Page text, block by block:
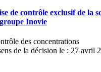
de contrôle exclusif de la
Inovie
des concentrations
de la décision le : 27 avril